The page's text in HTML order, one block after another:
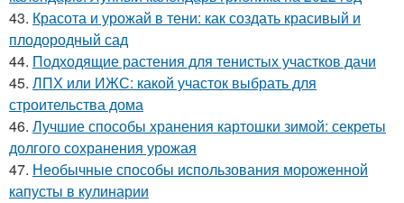
43. Красота и урожай в тени: как создать красивый и
плодородный сад
44. Подходящие растения для тенистых участков дачи
45. ЛПХ или ИЖС: какой участок выбрать для
строительства дома
46. Лучшие способы хранения картошки зимой: секреты
долгого сохранения урожая
47. Необычные способы использования мороженной
капусты в кулинарии